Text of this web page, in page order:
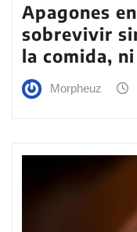
Apagones
sobrevivir
la comida,
Morpheuz